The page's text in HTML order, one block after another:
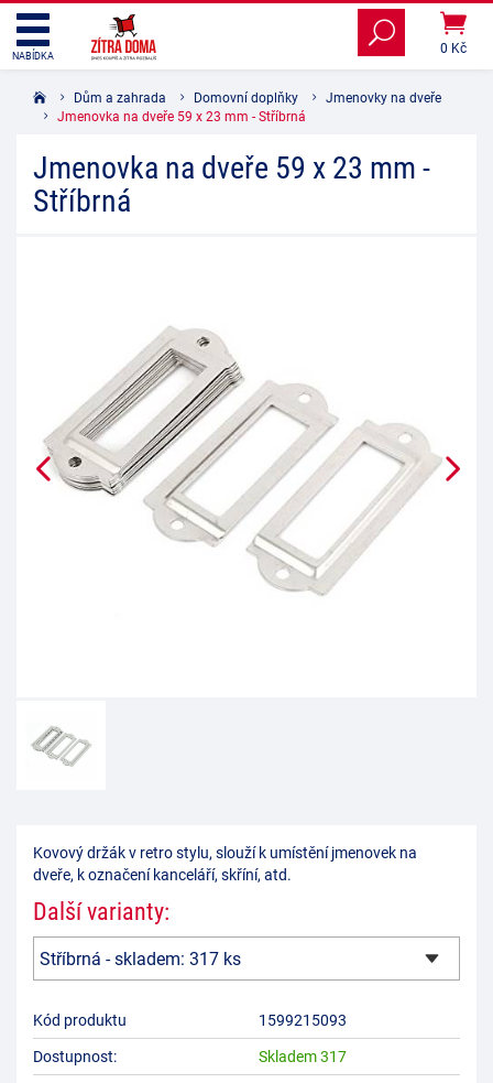
0 Kč
NABÍDKA
Dům a zahrada Domovní doplňky
Jmenovky na dveře
Jmenovka na dveře 59 x 23 mm - Stříbrná
Jmenovka na dveře 59 x 23 mm -
Stříbrná
Kovový držák v retro stylu, slouží k umístění jmenovek na
dveře, k označení kanceláří, skříní, atd.
Další varianty:
Kód produktu
1599215093
Dostupnost:
Skladem 317